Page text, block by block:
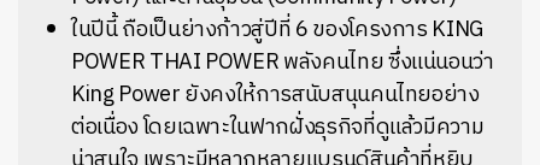
ในปีนี้ ถือเป็นย่างก้าวสู่ปีที่ 6 ของโครงการ KING
POWER THAI POWER พลังคนไทย ซึ่งแน่นอนว่า
King Power ยังคงให้การสนับสนุนคนไทยอย่าง
ต่อเนื่อง โดยเฉพาะในฟากฝั่งธุรกิจที่ดูแล้วมีความ